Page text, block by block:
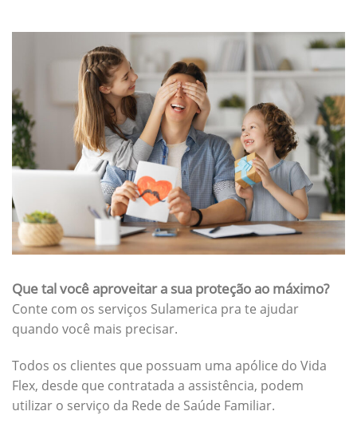
Que tal você aproveitar a sua proteção ao máximo?
Conte com os serviços Sulamerica pra te ajudar
quando você mais precisar.
Todos os clientes que possuam uma apólice do Vida
Flex, desde que contratada a assistência, podem
utilizar o serviço da Rede de Saúde Familiar.